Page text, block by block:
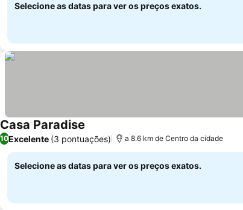
Selecione as datas para ver os preços exatos.
Casa Paradise
10Excelente (3 pontuações) a 8.6 km de Centro da cidade
Selecione as datas para ver os preços exatos.